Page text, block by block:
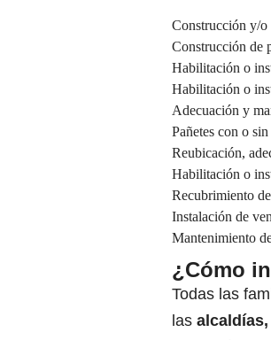
Construcción y/o
Construcción de
Habilitación o
Habilitación o
Adecuación y
Pañetes con o
Reubicación,
Habilitación o
Recubrimiento
Instalación de
Mantenimiento
¿Cómo
Todas las
las